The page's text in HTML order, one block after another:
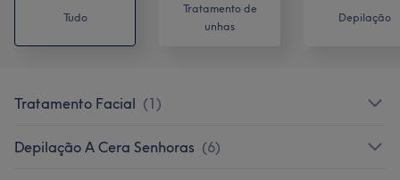
Tudo
Tratamento de
unhas
Depilação
Tratamento Facial (1)
Depilação A Cera Senhoras (6)